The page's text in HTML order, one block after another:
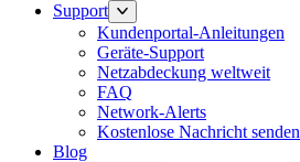
Support
Kundenportal-Anleitungen
Geräte-Support
Netzabdeckung weltweit
FAQ
Network-Alerts
Kostenlose Nachricht senden
Blog